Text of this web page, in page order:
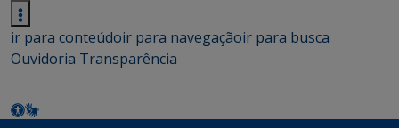
ir para conteúdoir para navegaçãoir para busca
Ouvidoria Transparência